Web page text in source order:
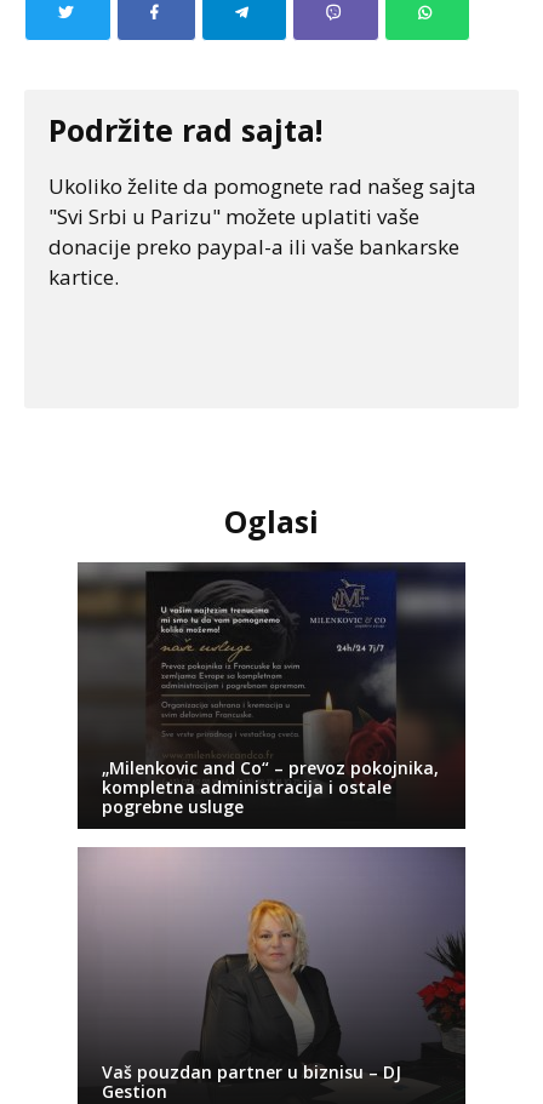
Podržite rad sajta!
Ukoliko želite da pomognete rad našeg sajta
"Svi Srbi u Parizu" možete uplatiti vaše
donacije preko paypal-a ili vaše bankarske
kartice.
Oglasi
„Milenkovic and Co“ – prevoz pokojnika,
kompletna administracija i ostale
pogrebne usluge
Vaš pouzdan partner u biznisu – DJ
Gestion